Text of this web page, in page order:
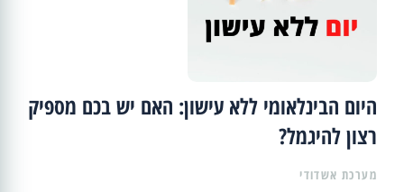
היום הבינלאומי ללא עישון: האם יש בכם מספיק
רצון להיגמל?
מערכת אשדודי